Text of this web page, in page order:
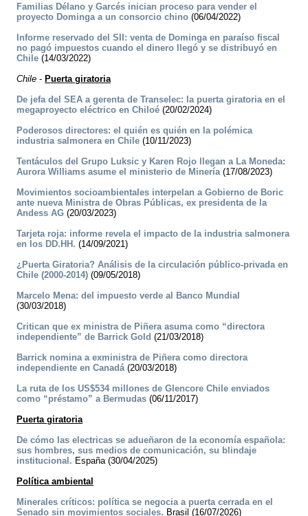
Familias Délano y Garcés inician proceso para vender el
proyecto Dominga a un consorcio chino (06/04/2022)
Informe reservado del SII: venta de Dominga en paraíso fiscal
no pagó impuestos cuando el dinero llegó y se distribuyó en
Chile (14/03/2022)
Chile - Puerta giratoria
De jefa del SEA a gerenta de Transelec: la puerta giratoria en el
megaproyecto eléctrico en Chiloé (20/02/2024)
Poderosos directores: el quién es quién en la polémica
industria salmonera en Chile (10/11/2023)
Tentáculos del Grupo Luksic y Karen Rojo llegan a La Moneda:
Aurora Williams asume el ministerio de Minería(17/08/2023)
Movimientos socioambientales interpelan a Gobierno de Boric
ante nueva Ministra de Obras Públicas, ex presidenta de la
Andess AG (20/03/2023)
Tarjeta roja: informe revela el impacto de la industria salmonera
en los DD.HH. (14/09/2021)
¿Puerta Giratoria? Análisis de la circulación público-privada en
Chile (2000-2014) (09/05/2018)
Marcelo Mena: del impuesto verde al Banco Mundial
(30/03/2018)
Critican que ex ministra de Piñera asuma como “directora
independiente” de Barrick Gold (21/03/2018)
Barrick nomina a exministra de Piñera como directora
independiente en Canadá(20/03/2018)
La ruta de los US$534 millones de Glencore Chile enviados
como “préstamo” a Bermudas (06/11/2017)
Puerta giratoria
De cómo las electricas se adueñaron de la economía española:
sus hombres, sus medios de comunicación, su blindaje
institucional. España (30/04/2025)
Política ambiental
Minerales críticos: política se negocia a puerta cerrada en el
Senado sin movimientos sociales. Brasil (16/07/2026)